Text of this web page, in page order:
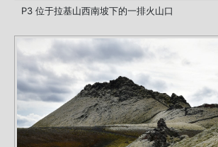
P3 位于拉基山西南坡下的一排火山口